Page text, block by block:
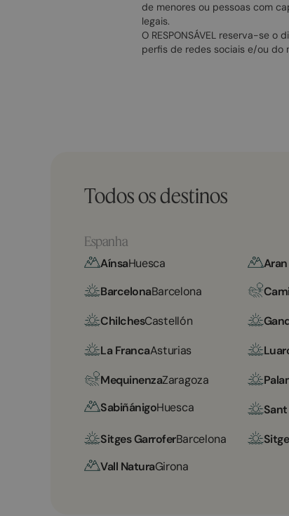
de menores ou pessoas com
legais.
O RESPONSÁVEL reserva-se
perfis de redes sociais e/ou do
Todos os destinos
Espanha
AínsaHuesca
BarcelonaBarcelona
ChilchesCastellón
La FrancaAsturias
MequinenzaZaragoza
SabiñánigoHuesca
Sitges GarroferBarcelona
Vall NaturaGirona